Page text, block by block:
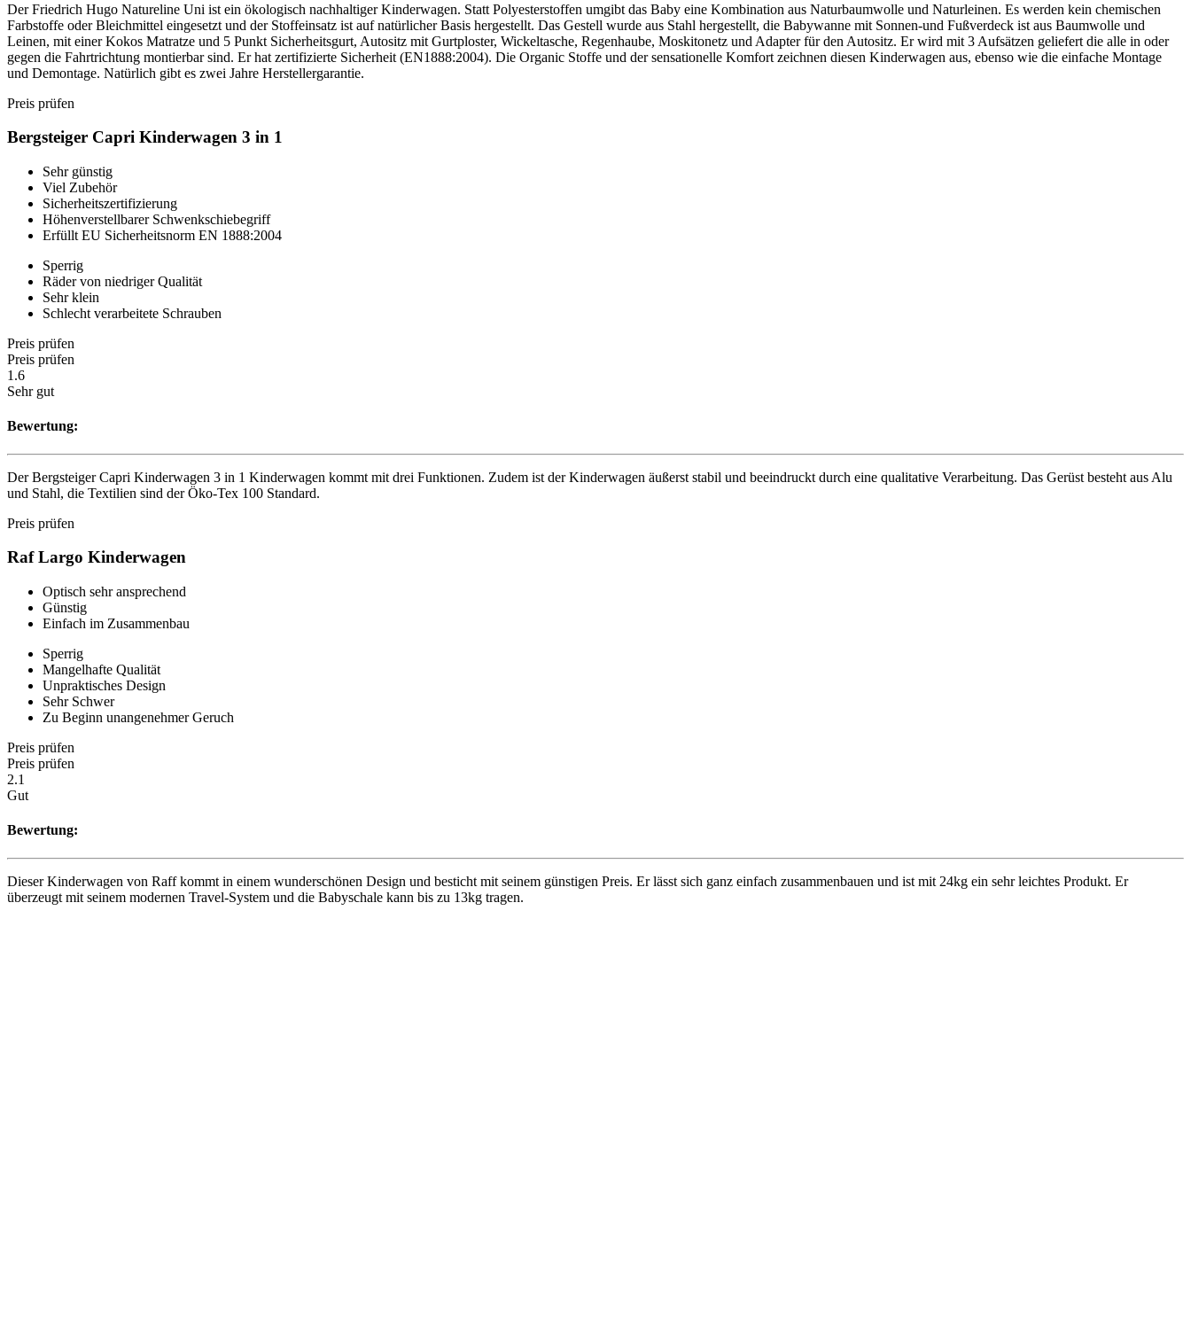
Der Friedrich Hugo Natureline Uni ist ein ökologisch nachhaltiger Kinderwagen. Statt Polyesterstoffen umgibt das Baby eine Kombination aus Naturbaumwolle und Naturleinen. Es werden kein chemischen
Farbstoffe oder Bleichmittel eingesetzt und der Stoffeinsatz ist auf natürlicher Basis hergestellt. Das Gestell wurde aus Stahl hergestellt, die Babywanne mit Sonnen-und Fußverdeck ist aus Baumwolle und
Leinen, mit einer Kokos Matratze und 5 Punkt Sicherheitsgurt, Autositz mit Gurtploster, Wickeltasche, Regenhaube, Moskitonetz und Adapter für den Autositz. Er wird mit 3 Aufsätzen geliefert die alle in oder
gegen die Fahrtrichtung montierbar sind. Er hat zertifizierte Sicherheit (EN1888:2004). Die Organic Stoffe und der sensationelle Komfort zeichnen diesen Kinderwagen aus, ebenso wie die einfache Montage
und Demontage. Natürlich gibt es zwei Jahre Herstellergarantie.
Preis prüfen
Bergsteiger Capri Kinderwagen 3 in 1
Sehr günstig
Viel Zubehör
Sicherheitszertifizierung
Höhenverstellbarer Schwenkschiebegriff
Erfüllt EU Sicherheitsnorm EN 1888:2004
Sperrig
Räder von niedriger Qualität
Sehr klein
Schlecht verarbeitete Schrauben
Preis prüfen
Preis prüfen
1.6
Sehr gut
Bewertung:
Der Bergsteiger Capri Kinderwagen 3 in 1 Kinderwagen kommt mit drei Funktionen. Zudem ist der Kinderwagen äußerst stabil und beeindruckt durch eine qualitative Verarbeitung. Das Gerüst besteht aus Alu
und Stahl, die Textilien sind der Öko-Tex 100 Standard.
Preis prüfen
Raf Largo Kinderwagen
Optisch sehr ansprechend
Günstig
Einfach im Zusammenbau
Sperrig
Mangelhafte Qualität
Unpraktisches Design
Sehr Schwer
Zu Beginn unangenehmer Geruch
Preis prüfen
Preis prüfen
2.1
Gut
Bewertung:
Dieser Kinderwagen von Raff kommt in einem wunderschönen Design und besticht mit seinem günstigen Preis. Er lässt sich ganz einfach zusammenbauen und ist mit 24kg ein sehr leichtes Produkt. Er
überzeugt mit seinem modernen Travel-System und die Babyschale kann bis zu 13kg tragen.